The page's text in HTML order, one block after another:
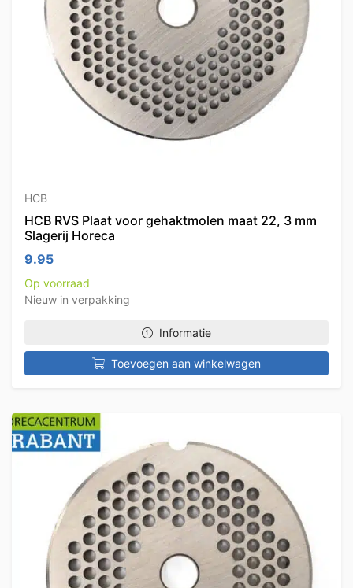
HCB
HCB RVS Plaat voor gehaktmolen maat 22, 3 mm
Slagerij Horeca
9.95
Op voorraad
Nieuw in verpakking
Informatie
Toevoegen aan winkelwagen